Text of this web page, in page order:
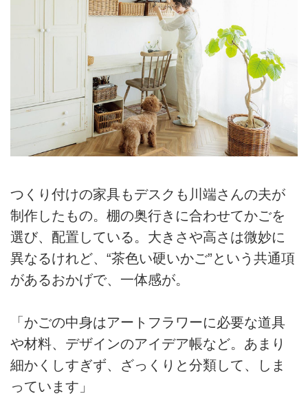
つくり付けの家具もデスクも川端さんの夫が
制作したもの。棚の奥行きに合わせてかごを
選び、配置している。大きさや高さは微妙に
異なるけれど、“茶色い硬いかご”という共通項
があるおかげで、一体感が。
「かごの中身はアートフラワーに必要な道具
や材料、デザインのアイデア帳など。あまり
細かくしすぎず、ざっくりと分類して、しま
っています」